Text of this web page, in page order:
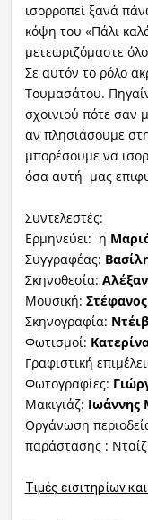
ισορροπεί ξανά
κόψη του «Πάλι
μετεωριζόμαστε
Σε αυτόν το ρόλο
Τουμασάτου.
σχοινιού πότε σαν
αν πλησιάσουμε
μπορέσουμε να
όσα αυτή μας
Συντελεστές:
Ερμηνεύει: η
Συγγραφέας:
Σκηνοθεσία:
Μουσική:
Σκηνογραφία:
Φωτισμοί:
Γραφιστική
Φωτογραφίες:
Μακιγιάζ: Ιωάννης
Οργάνωση
παράστασης :
Τιμές εισιτηρίων